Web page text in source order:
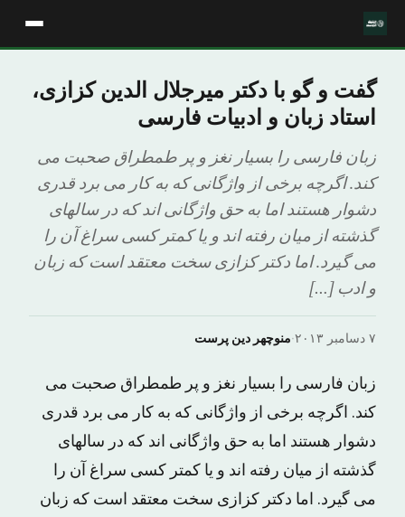
گفت و گو با دکتر میرجلال الدین کزازی،
استاد زبان و ادبیات فارسی
زبان فارسی را بسیار نغز و پر طمطراق صحبت می
کند. اگرچه برخی از واژگانی که به کار می برد قدری
دشوار هستند اما به حق واژگانی اند که در سالهای
گذشته از میان رفته اند و یا کمتر کسی سراغ آن را
می گیرد. اما دکتر کزازی سخت معتقد است که زبان
و ادب […]
منوچهر دین پرست· ۷ دسامبر ۲۰۱۳
زبان فارسی را بسیار نغز و پر طمطراق صحبت می
کند. اگرچه برخی از واژگانی که به کار می برد قدری
دشوار هستند اما به حق واژگانی اند که در سالهای
گذشته از میان رفته اند و یا کمتر کسی سراغ آن را
می گیرد. اما دکتر کزازی سخت معتقد است که زبان